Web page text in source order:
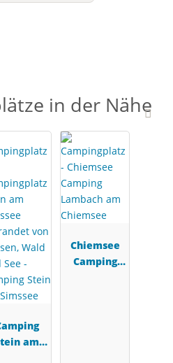
in der Nähe
am
Chiemsee
Camping